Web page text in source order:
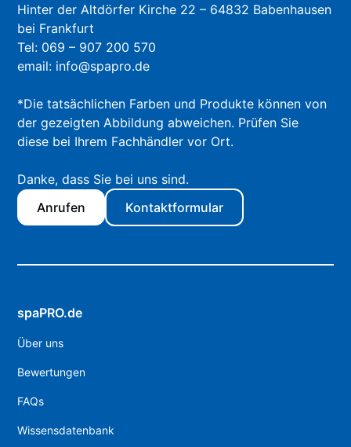
Hinter der Altdörfer Kirche 22 – 64832 Babenhausen
bei Frankfurt
Tel: 069 – 907 200 570
email: info@spapro.de
*Die tatsächlichen Farben und Produkte können von
der gezeigten Abbildung abweichen. Prüfen Sie
diese bei Ihrem Fachhändler vor Ort.
Danke, dass Sie bei uns sind.
Anrufen
Kontaktformular
spaPRO.de
Über uns
Bewertungen
FAQs
Wissensdatenbank